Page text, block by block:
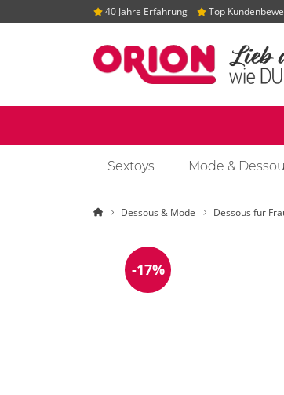
40 Jahre Erfahrung Top
Sextoys Mode &
StartseiteDessous & Mode Dessous für
Reduzierung
-17%